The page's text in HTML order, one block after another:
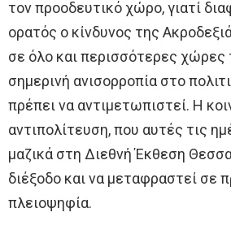
τον προοδευτικό χώρο, γιατί
ορατός ο κίνδυνος της
σε όλο και περισσότερες
σημερινή ανισορροπία στο
πρέπει να αντιμετωπιστεί. Η
αντιπολίτευση, που αυτές τις
μαζικά στη Διεθνή Έκθεση
διέξοδο και να μεταφραστεί σε
πλειοψηφία.